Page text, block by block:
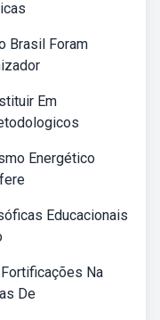
Brasil Foram
Em
Energético
Educacionais
Na
De